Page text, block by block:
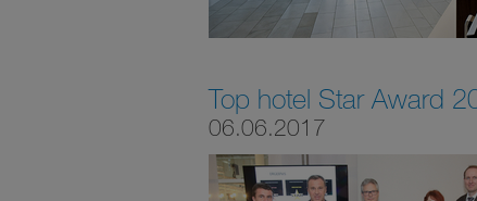
Top hotel Star Award
06.06.2017